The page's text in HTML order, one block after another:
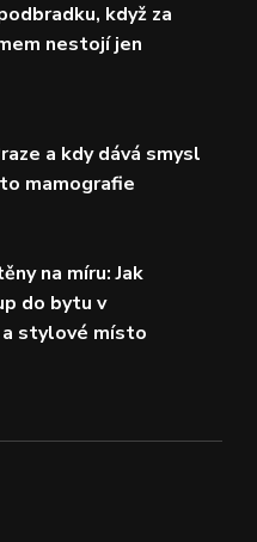
když za
nestojí jen
a kdy dává smysl
mamografie
na míru: Jak
do bytu v
a stylové místo